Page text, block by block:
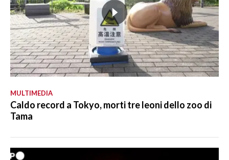
MULTIMEDIA
Caldo record a Tokyo, morti tre leoni dello zoo di
Tama